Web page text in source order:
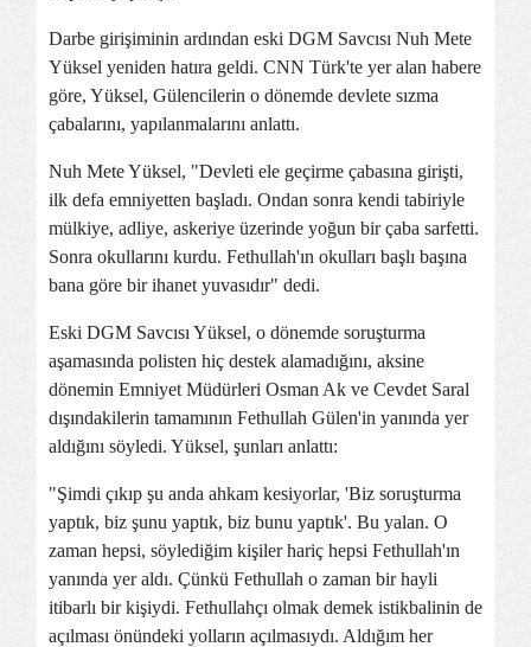
Darbe girişiminin ardından eski DGM Savcısı Nuh Mete
Yüksel yeniden hatıra geldi. CNN Türk'te yer alan habere
göre, Yüksel, Gülencilerin o dönemde devlete sızma
çabalarını, yapılanmalarını anlattı.
Nuh Mete Yüksel, "Devleti ele geçirme çabasına girişti,
ilk defa emniyetten başladı. Ondan sonra kendi tabiriyle
mülkiye, adliye, askeriye üzerinde yoğun bir çaba sarfetti.
Sonra okullarını kurdu. Fethullah'ın okulları başlı başına
bana göre bir ihanet yuvasıdır" dedi.
Eski DGM Savcısı Yüksel, o dönemde soruşturma
aşamasında polisten hiç destek alamadığını, aksine
dönemin Emniyet Müdürleri Osman Ak ve Cevdet Saral
dışındakilerin tamamının Fethullah Gülen'in yanında yer
aldığını söyledi. Yüksel, şunları anlattı:
"Şimdi çıkıp şu anda ahkam kesiyorlar, 'Biz soruşturma
yaptık, biz şunu yaptık, biz bunu yaptık'. Bu yalan. O
zaman hepsi, söylediğim kişiler hariç hepsi Fethullah'ın
yanında yer aldı. Çünkü Fethullah o zaman bir hayli
itibarlı bir kişiydi. Fethullahçı olmak demek istikbalinin de
açılması önündeki yolların açılmasıydı. Aldığım her